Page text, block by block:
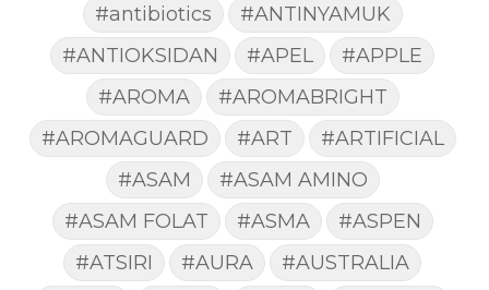
#antibiotics
#ANTINYAMUK
#ANTIOKSIDAN
#APEL
#APPLE
#AROMA
#AROMABRIGHT
#AROMAGUARD
#ART
#ARTIFICIAL
#ASAM
#ASAM AMINO
#ASAM FOLAT
#ASMA
#ASPEN
#ATSIRI
#AURA
#AUSTRALIA